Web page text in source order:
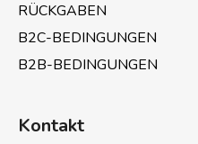
RÜCKGABEN
B2C-BEDINGUNGEN
B2B-BEDINGUNGEN
Kontakt